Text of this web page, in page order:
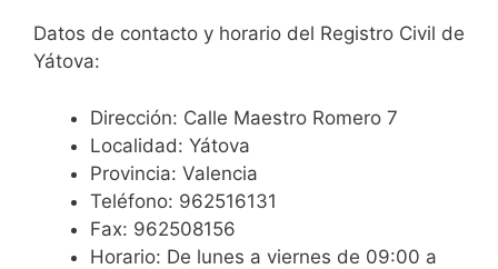
Datos de contacto y horario del Registro Civil de
Yátova:
Dirección: Calle Maestro Romero 7
Localidad: Yátova
Provincia: Valencia
Teléfono: 962516131
Fax: 962508156
Horario: De lunes a viernes de 09:00 a